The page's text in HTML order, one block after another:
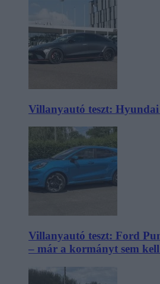
Villanyautó teszt:
Villanyautó teszt: Ford
– már a kormányt sem